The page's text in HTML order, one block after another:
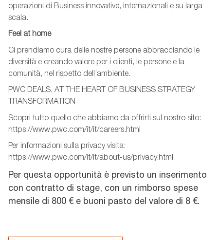
operazioni di Business innovative, internazionali e su larga
scala.
Feel at home
Ci prendiamo cura delle nostre persone abbracciando le
diversità e creando valore per i clienti, le persone e la
comunità, nel rispetto dell’ambiente.
PWC DEALS, AT THE HEART OF BUSINESS STRATEGY
TRANSFORMATION
Scopri tutto quello che abbiamo da offrirti sul nostro sito:
https://www.pwc.com/it/it/careers.html
Per informazioni sulla privacy visita:
https://www.pwc.com/it/it/about-us/privacy.html
Per questa opportunità è previsto un inserimento
con contratto di stage, con un rimborso spese
mensile di 800 € e buoni pasto del valore di 8 €.